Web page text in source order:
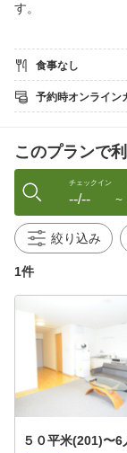
す。
◎ツーリングプラ
ス、南紀白浜まで
高野山まで1時間
楽しめます。また
位置にあります。
◎食事は、ホテル周
料理や地酒の味わ
コンビニは歩いて
◎お部屋；ロフト
洗濯機、電子レン
ません）
衣類の干場はベラ
お風呂： 風呂トイ
トイレ； もちろん
JR和歌山駅まで徒
電子レンジ・冷蔵
全室にてWi-Fi使用
食事なし
予約時オンライン
このプランで
チェックイン
--/-- 〜
絞り込み
1件
５０平米(201)〜